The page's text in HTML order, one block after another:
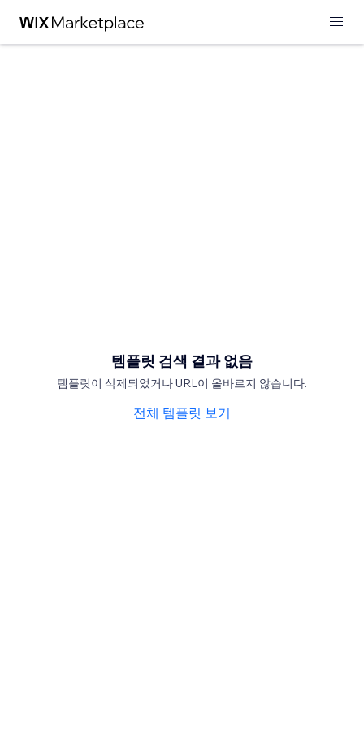
템플릿 검색 결과 없음
템플릿이 삭제되었거나 URL이 올바르지 않습니다.
전체 템플릿 보기